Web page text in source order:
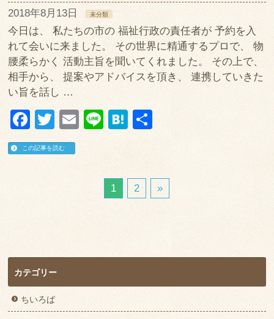
2018年8月13日 未分類
今日は、 私たちの市の 福祉行政の責任者が 予約を入
れて会いに来ました。 その世界に精通するプロで、 物
腰柔らかく 活動主旨を聞いてくれました。 その上で、
相手から、 提案やアドバイスを頂き、 連携していきた
い旨を話し …
Facebook
Twitter
EmailLineHatena
この記事を読む
1 2 »
カテゴリー
ちいろば